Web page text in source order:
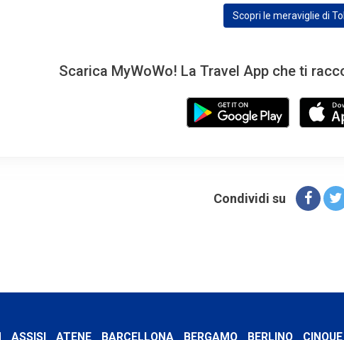
Scopri le meraviglie di
Scarica MyWoWo! La Travel App che ti
Condividi su
ASSISI ATENE BARCELLONA BERGAMO BERLINO